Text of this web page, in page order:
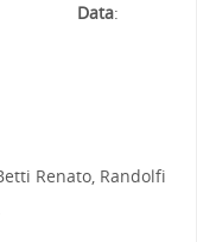
1 Data:
Renato, Randolfi